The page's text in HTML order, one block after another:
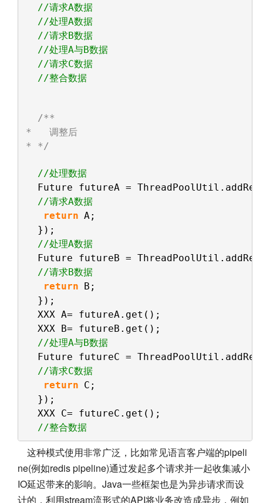
//请求A数据
//处理A数据
//请求B数据
//处理A与B数据
//请求C数据
//整合数据
/**
*   调整后
* */
//处理数据
Future futureA =
//请求A数据
return A;
});
//处理A数据
Future futureB =
//请求B数据
return
B;
});
XXX A= futureA.get();
XXX B= futureB.get();
//处理A与B数据
Future futureC =
//请求C数据
return C;
});
XXX C= futureC.get();
//整合数据
这种模式使用非常广泛，比如常见语言客户端的pipeli
ne(例如redis pipeline)通过发起多个请求并一起收集减小
IO延迟带来的影响。Java一些框架也是为异步请求而设
计的，利用stream流形式的API将业务改造成异步，例如